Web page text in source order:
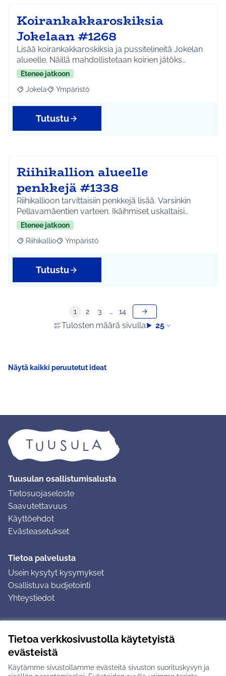
Tietoa verkkosivustolla käytetyistä
evästeistä
Käytämme sivustollamme evästeitä sivuston suorituskyvyn ja
Koirankakkaroskiksia
Jokelaan #1268
Lisää koirankakkaroskiksia ja pussitelineitä Jokelan
alueelle. Näillä mahdollistetaan koirien jätöks…
Etenee jatkoon
Rajaa tulokset aihepiirin mukaan: Jokela
Jokela Rajaa tulokset teeman mukaan: Ympäristö
Ympäristö
Tutustu
Riihikallion alueelle
penkkejä #1338
Riihikallioon tarvittaisiin penkkejä lisää. Varsinkin
Pellavamäentien varteen. Ikäihmiset uskaltaisi…
Etenee jatkoon
Rajaa tulokset aihepiirin mukaan: Riihikallio
Riihikallio Rajaa tulokset teeman mukaan: Ympäristö
Ympäristö
Tutustu
Tulosten määrä sivulla: 25
1 2 3 … 14
Näytä kaikki peruutetut ideat
Tuusulan osallistumisalusta
Tietosuojaseloste
Saavutettavuus
Käyttöehdot
Evästeasetukset
Tietoa palvelusta
Usein kysytyt kysymykset
Osallistuva budjetointi
Yhteystiedot
Ohjeet kirjautumiseen
Ohjeet kommentin jättämiseen